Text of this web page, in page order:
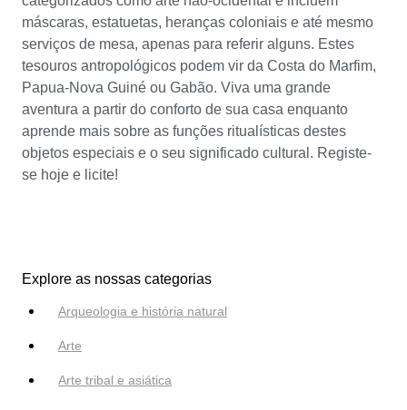
máscaras, estatuetas, heranças coloniais e até mesmo
serviços de mesa, apenas para referir alguns. Estes
tesouros antropológicos podem vir da Costa do Marfim,
Papua-Nova Guiné ou Gabão. Viva uma grande
aventura a partir do conforto de sua casa enquanto
aprende mais sobre as funções ritualísticas destes
objetos especiais e o seu significado cultural. Registe-
se hoje e licite!
Explore as nossas categorias
Arqueologia e história natural
Arte
Arte tribal e asiática